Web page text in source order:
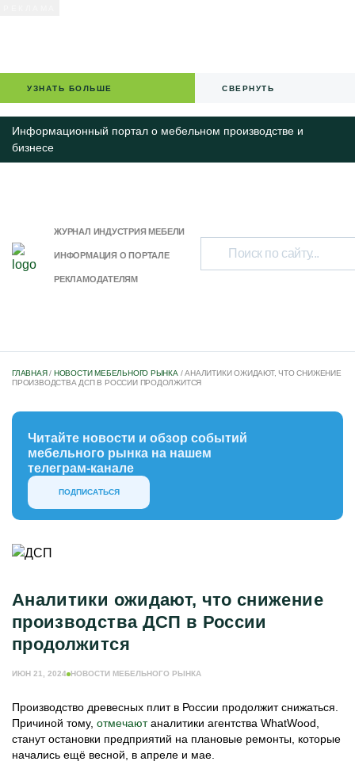
УЗНАТЬ БОЛЬШЕ СВЕРНУТЬ
Информационный портал о мебельном производстве и
бизнесе
ЖУРНАЛ ИНДУСТРИЯ МЕБЕЛИ
ИНФОРМАЦИЯ О ПОРТАЛЕ
РЕКЛАМОДАТЕЛЯМ
ГЛАВНАЯ/ НОВОСТИ МЕБЕЛЬНОГО РЫНКА /АНАЛИТИКИ ОЖИДАЮТ, ЧТО СНИЖЕНИЕ
ПРОИЗВОДСТВА ДСП В РОССИИ ПРОДОЛЖИТСЯ
Читайте новости и обзор событий
мебельного рынка на нашем
телеграм-канале
ПОДПИСАТЬСЯ
Аналитики ожидают, что снижение
производства ДСП в России
продолжится
ИЮН 21, 2024 НОВОСТИ МЕБЕЛЬНОГО РЫНКА
Производство древесных плит в России продолжит снижаться.
Причиной тому, отмечаютаналитики агентства WhatWood,
станут остановки предприятий на плановые ремонты, которые
начались ещё весной, в апреле и мае.